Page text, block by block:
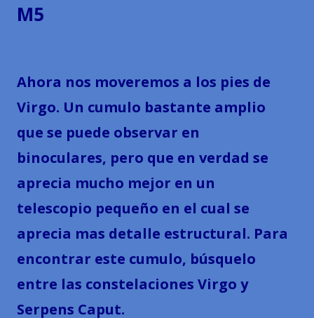
M5
Ahora nos moveremos a los pies de
Virgo. Un cumulo bastante amplio
que se puede observar en
binoculares, pero que en verdad se
aprecia mucho mejor en un
telescopio pequeño en el cual se
aprecia mas detalle estructural. Para
encontrar este cumulo, búsquelo
entre las constelaciones Virgo y
Serpens Caput.